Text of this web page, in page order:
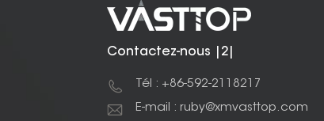
Contactez-nous |2|
Tél : +86-592-2118217
E-mail : ruby@xmvasttop.com